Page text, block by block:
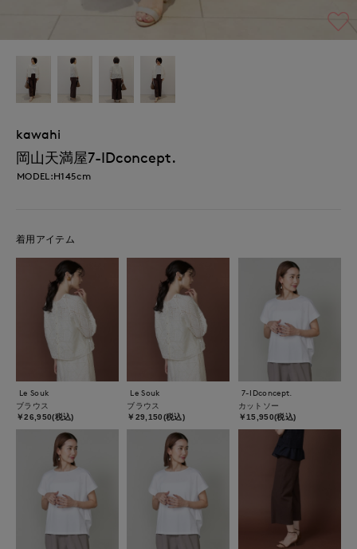
kawahi
岡山天満屋7-IDconcept.
MODEL:H145cm
着用アイテム
Le Souk
ブラウス
￥26,950(税込)
Le Souk
ブラウス
￥29,150(税込)
7-IDconcept.
カットソー
￥15,950(税込)